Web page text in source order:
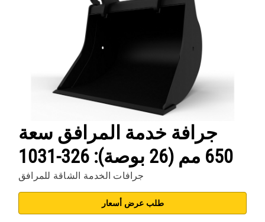
جرافة خدمة المرافق سعة
650 مم (26 بوصة): 326-1031
جرافات الخدمة الشاقة للمرافق
طلب عرض أسعار